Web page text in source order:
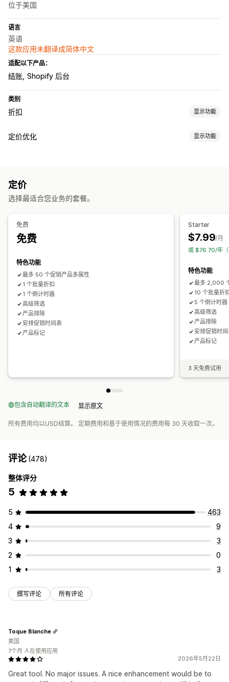
位于美国
语言
英语
这款应用未翻译成简体中文
适配以下产品：
结账 Shopify 后台
类别
折扣 显示功能
折扣类型
运费折扣
筛选
定价优化 显示功能
自动重新定价
定价
选择最适合您业务的套餐。
免费
免费
特色功能
最多 50 个促销产品多属性
1 个批量折扣
1 个倒计时器
高级筛选
产品排除
安排促销时间表
产品标记
Starter
$7.99/月
或 $76.70/年
特色功能
最多 2,000
10 个批量折
5 个倒计时器
高级筛选
产品排除
安排促销时
产品标记
3 天免费试用
包含自动翻译的文本 显示原文
所有费用均以USD结算。 定期费用和基于使用情况的费用每 30 天收取一次。
评论(478)
整体评分
5
5
463
4
9
3
3
2
0
1
3
撰写评论 所有评论
2026年5月22日
Great tool. No major issues. A nice enhancement would be to
Toque Blanche
美国
7个月 人在使用应用